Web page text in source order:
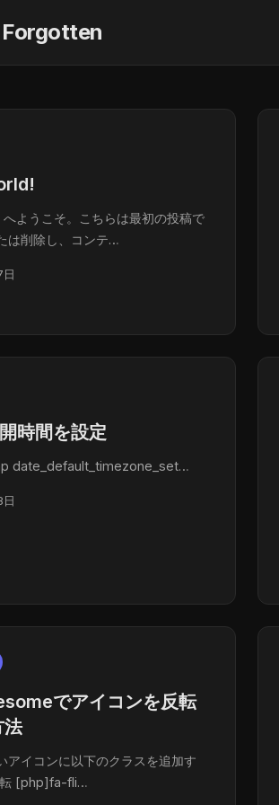
ようこそ。こちらは最初の投稿で
は削除し、コンテ…
時間を設定
date_default_timezone_set…
でアイコンを反転
法
アイコンに以下のクラスを追加す
転 [php]fa-fli…